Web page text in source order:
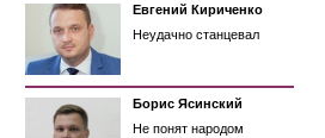
Евгений Кириченко
Неудачно станцевал
Борис Ясинский
Не понят народом